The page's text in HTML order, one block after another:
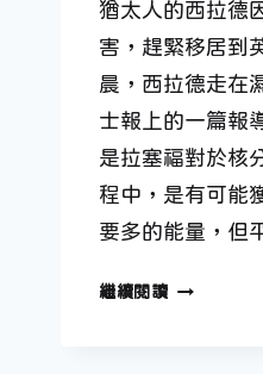
猶太人的西拉德
害，趕緊移居到
晨，西拉德走在
士報上的一篇報
是拉塞福對於核
程中，是有可能
要多的能量，但
繼續閱讀核